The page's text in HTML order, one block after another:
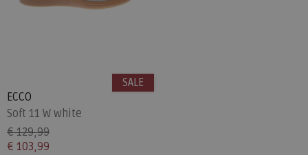
ECCO
Soft 11 W white
€ 129,99
€ 103,99
SALE